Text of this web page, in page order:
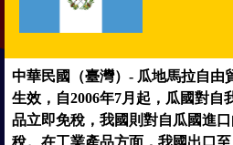
中華民國（臺灣）- 瓜地馬拉自由
生效，自2006年7月起，瓜國對自
品立即免稅，我國則對自瓜國進
稅。在工業產品方面，我國出口